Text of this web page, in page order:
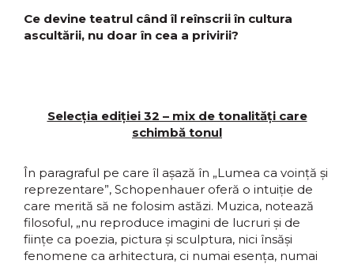
Ce devine teatrul când îl reînscrii în cultura
ascultării, nu doar în cea a privirii?
Selecția ediției 32 – mix de tonalități care
schimbă tonul
În paragraful pe care îl așază în „Lumea ca voință și
reprezentare”, Schopenhauer oferă o intuiție de
care merită să ne folosim astăzi. Muzica, notează
filosoful, „nu reproduce imagini de lucruri și de
ființe ca poezia, pictura și sculptura, nici însăși
fenomene ca arhitectura, ci numai esența, numai